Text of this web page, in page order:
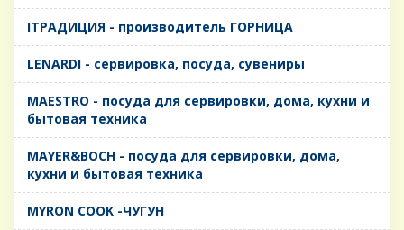
IТРАДИЦИЯ - производитель ГОРНИЦА
LENARDI - сервировка, посуда, сувениры
MAESTRO - посуда для сервировки, дома, кухни и
бытовая техника
MAYER&BOCH - посуда для сервировки, дома,
кухни и бытовая техника
MYRON COOK -ЧУГУН